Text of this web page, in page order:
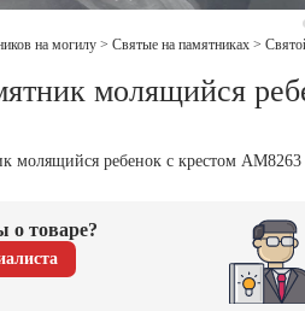
на могилу > Святые на памятниках >
молящийся
о товаре?